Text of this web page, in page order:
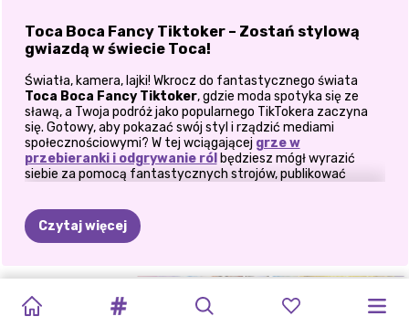
Toca Boca Fancy Tiktoker – Zostań stylową
gwiazdą w świecie Toca!
Światła, kamera, lajki! Wkrocz do fantastycznego świata
Toca Boca Fancy Tiktoker, gdzie moda spotyka się ze
sławą, a Twoja podróż jako popularnego TikTokera zaczyna
się. Gotowy, aby pokazać swój styl i rządzić mediami
społecznościowymi? W tej wciągającej grze w
przebieranki i odgrywanie ról będziesz mógł wyrazić
siebie za pomocą fantastycznych strojów, publikować
tętniący życiem świat Toca!
WToca Boca Fancy Tiktokernie jesteś po prostu kolejną
postacią — jesteś kolejną wielką rzeczą. Dostosuj swój
wygląd, przybieraj pozy w szykownych miejscach i publikuj
Czytaj więcej
WERSJA
TIKTOK
LISY:
PAPIEROWA
TRENDY
TIKTOK:
SUPERMODELKI
TIKTOK
PLECIONE
TIKTOK
GIRLS
BLOGERKA